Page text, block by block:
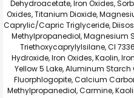
Dehydroacetate, Iron Oxides,
Oxides, Titanium Dioxide,
Caprylic/Capric Triglyceride,
Methylpropanediol, Magnesium
Triethoxycaprylylsilane, CI
Hydroxide, Iron Oxides, Kaolin,
Yellow 5 Lake, Aluminum
Fluorphlogopite, Calcium
Methylpropanediol, Carmine,